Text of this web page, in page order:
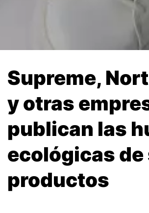
Supreme,
y otras
publican las
ecológicas de
productos